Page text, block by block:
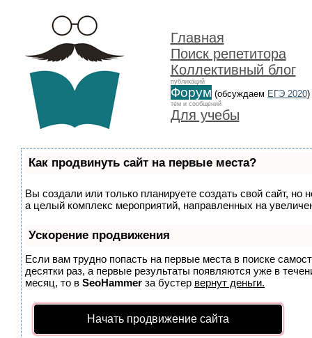
Главная
Поиск репетитора
Коллективный блог
публикаций
Форум (обсуждаем ЕГЭ 2020)
тем и сообщений
Для учебы
Как продвинуть сайт на первые места?
Вы создали или только планируете создать свой сайт, но
а целый комплекс мероприятий, направленных на
Ускорение продвижения
Если вам трудно попасть на первые места в поиске
десятки раз, а первые результаты появляются уже в
месяц, то в SeoHammer за бустер вернут деньги.
Начать продвижение сайта